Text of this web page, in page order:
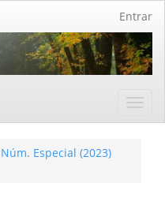
Entrar
Especial (2023)